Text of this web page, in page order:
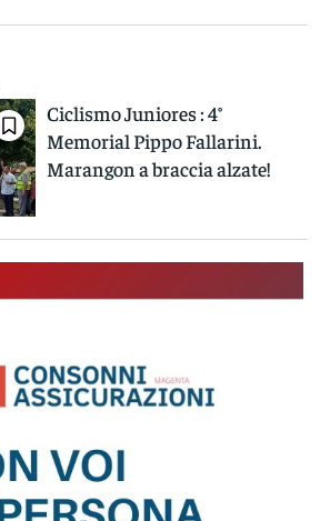
Ciclismo Juniores : 4°
Memorial Pippo Fallarini.
Marangon a braccia alzate!